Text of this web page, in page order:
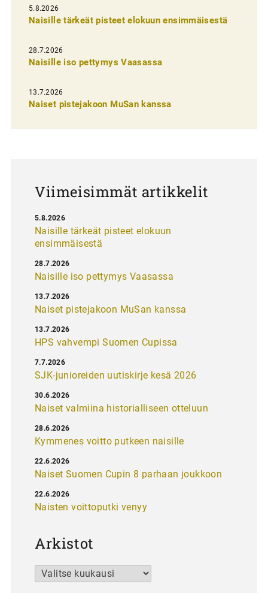
i
e
n
s
e
l
5.8.2026
Naisille tärkeät pisteet elokuun ensimmäisestä
28.7.2026
Naisille iso pettymys Vaasassa
13.7.2026
Naiset pistejakoon MuSan kanssa
Viimeisimmät artikkelit
Naisille tärkeät pisteet elokuun
ensimmäisestä
5.8.2026
Naisille iso pettymys Vaasassa
28.7.2026
Naiset pistejakoon MuSan kanssa
13.7.2026
HPS vahvempi Suomen Cupissa
13.7.2026
SJK-junioreiden uutiskirje kesä 2026
7.7.2026
Naiset valmiina historialliseen otteluun
30.6.2026
Kymmenes voitto putkeen naisille
28.6.2026
Naiset Suomen Cupin 8 parhaan joukkoon
22.6.2026
Naisten voittoputki venyy
22.6.2026
Arkistot
Arkistot